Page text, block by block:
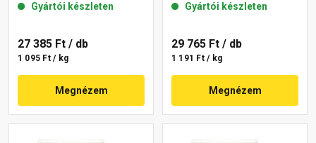
48-F 25 kg
Gyártói készleten
27 385 Ft / db
1 095 Ft / kg
Megnézem
Gyártói készleten
29 765 Ft / db
1 191 Ft / kg
Megnézem